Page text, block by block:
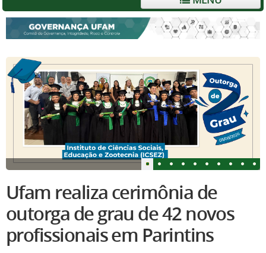
Ufam realiza cerimônia de
outorga de grau de 42 novos
profissionais em Parintins